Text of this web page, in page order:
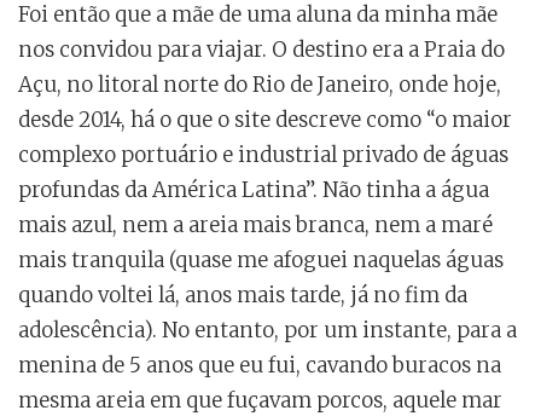
Foi então que a mãe de uma aluna da minha mãe
nos convidou para viajar. O destino era a Praia do
Açu, no litoral norte do Rio de Janeiro, onde hoje,
desde 2014, há o que o site descreve como “o maior
complexo portuário e industrial privado de águas
profundas da América Latina”. Não tinha a água
mais azul, nem a areia mais branca, nem a maré
mais tranquila (quase me afoguei naquelas águas
quando voltei lá, anos mais tarde, já no fim da
adolescência). No entanto, por um instante, para a
menina de 5 anos que eu fui, cavando buracos na
mesma areia em que fuçavam porcos, aquele mar